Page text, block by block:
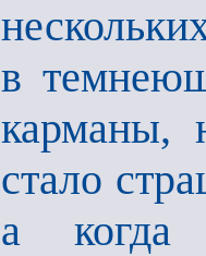
в
карманы,
стало
а когда